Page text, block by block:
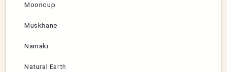
Mooncup
Muskhane
Namaki
Natural Earth